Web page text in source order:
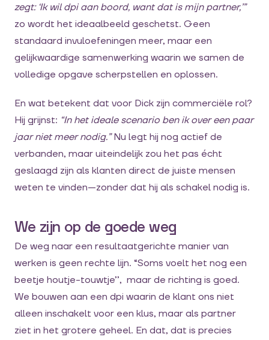
zegt: ‘Ik wil dpi aan boord, want dat is mijn partner,’”
zo wordt het ideaalbeeld geschetst. Geen
standaard invuloefeningen meer, maar een
gelijkwaardige samenwerking waarin we samen de
volledige opgave scherpstellen en oplossen.
En wat betekent dat voor Dick zijn commerciële rol?
Hij grijnst: “In het ideale scenario ben ik over een paar
jaar niet meer nodig.”Nu legt hij nog actief de
verbanden, maar uiteindelijk zou het pas écht
geslaagd zijn als klanten direct de juiste mensen
weten te vinden—zonder dat hij als schakel nodig is.
We zijn op de goede weg
De weg naar een resultaatgerichte manier van
werken is geen rechte lijn. “Soms voelt het nog een
beetje houtje-touwtje’’, maar de richting is goed.
We bouwen aan een dpi waarin de klant ons niet
alleen inschakelt voor een klus, maar als partner
ziet in het grotere geheel. En dat, dat is precies